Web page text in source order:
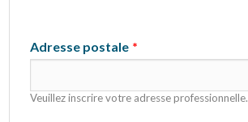
Adresse postale
Veuillez inscrire votre adresse professionnelle.